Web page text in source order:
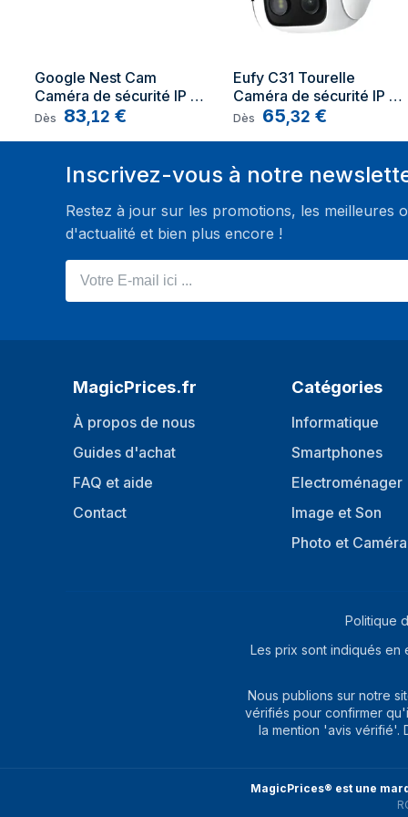
1080p
Audio
Haut-parleurs intégrés Oui
Microphone intégré Oui
Réseau
Ethernet/LAN Non
Google Nest Cam
Caméra de sécurité IP
Intérieure 1920 x 1080
pixels Mur
Dès 83 12 €
Eufy C31 Tourelle
Caméra de sécurité IP
Intérieure et extérieure
1920 x 1080 pixels
Dès 65 32 €
Inscrivez-vous à notre
Restez à jour sur les promotions, les meilleures
d'actualité et bien plus encore !
MagicPrices.fr
À propos de nous
Guides d'achat
FAQ et aide
Contact
Catégories
Informatique
Smartphones
Electroménager
Image et Son
Photo et Caméra
Politique
Les prix sont indiqués en
Nous publions sur notre
vérifiés pour confirmer
la mention 'avis vérifié'.
MagicPrices® est une